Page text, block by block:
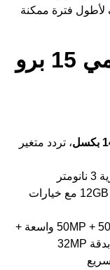
لأطول فترة ممكنة
سعر ومواصفات شاومي 15 برو
، تردد متغير
: خيارات 12GB / 16GB LPDDR5X مع خيارات
: ثلاث كاميرات خلفية (50MP + 50MP واسعة +